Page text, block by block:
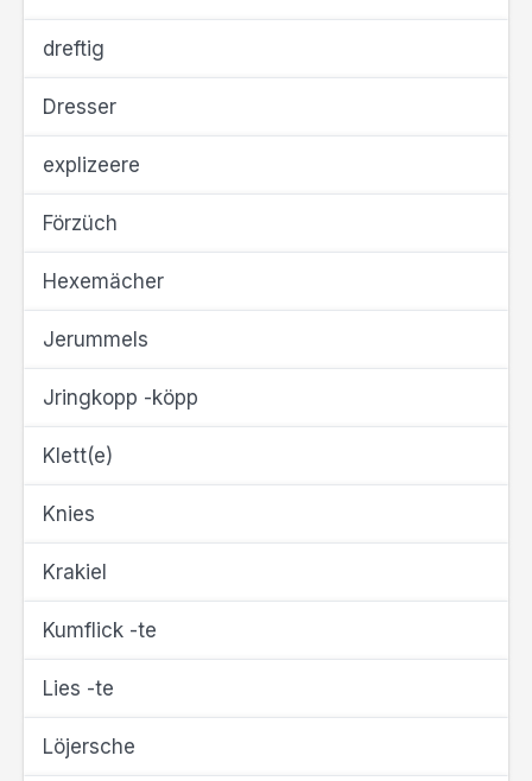
dreftig
Dresser
explizeere
Förzüch
Hexemächer
Jerummels
Jringkopp -köpp
Klett(e)
Knies
Krakiel
Kumflick -te
Lies -te
Löjersche